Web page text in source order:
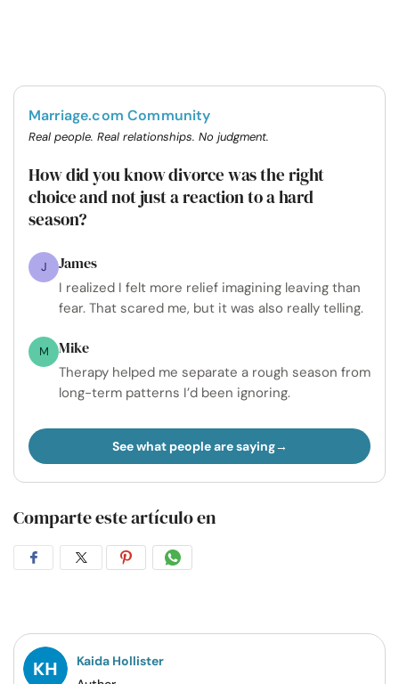
Marriage.com Community
Real people. Real relationships. No judgment.
How did you know divorce was the right
choice and not just a reaction to a hard
season?
J James
I realized I felt more relief imagining leaving than
fear. That scared me, but it was also really telling.
M Mike
Therapy helped me separate a rough season from
long-term patterns I’d been ignoring.
See what people are saying
Comparte este artículo en
CompartirCompartirCompartirCompartir
Kaida Hollister